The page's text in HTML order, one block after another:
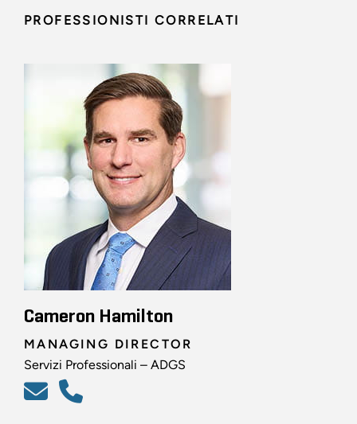
PROFESSIONISTI CORRELATI
Cameron Hamilton
MANAGING DIRECTOR
Servizi Professionali – ADGS